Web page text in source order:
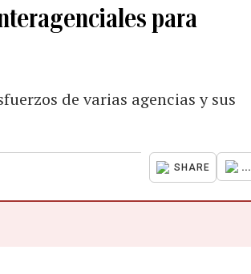
para
de varias agencias y sus
SHARE ...